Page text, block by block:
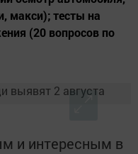
макси); тесты на
(20 вопросов по
и интересным в